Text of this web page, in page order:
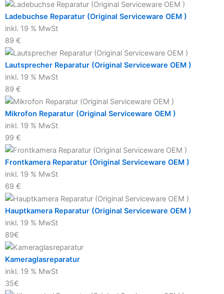
Ladebuchse Reparatur (Original Serviceware OEM )
inkl. 19 % MwSt
89 €
Lautsprecher Reparatur (Original Serviceware OEM )
inkl. 19 % MwSt
89 €
Mikrofon Reparatur (Original Serviceware OEM )
inkl. 19 % MwSt
99 €
Frontkamera Reparatur (Original Serviceware OEM )
inkl. 19 % MwSt
69 €
Hauptkamera Reparatur (Original Serviceware OEM )
inkl. 19 % MwSt
89€
Kameraglasreparatur
inkl. 19 % MwSt
35€